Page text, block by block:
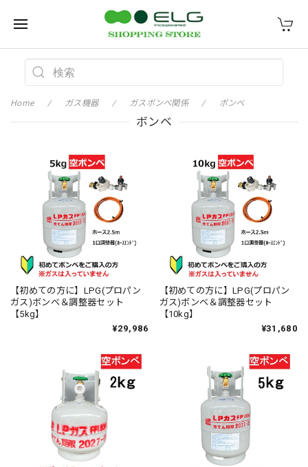
Home ガス機器 ガスボンベ関係 ボンベ
ボンベ
【初めての方に】LPG(プロパン
ガス)ボンベ＆調整器セット
【5kg】
¥29,986
【初めての方に】LPG(プロパン
ガス)ボンベ＆調整器セット
【10kg】
¥31,680